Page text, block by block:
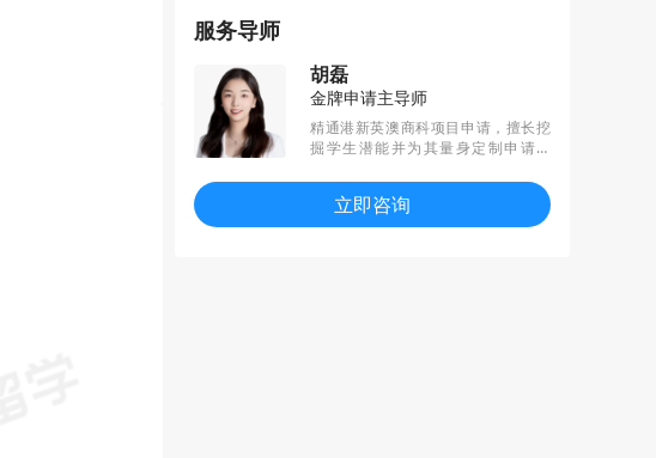
服务导师
胡磊
金牌申请主导师
精通港新英澳商科项目申请，擅长挖
掘学生潜能并为其量身定制申请策
理念，通过细心规划和高效执行，已
帮助多名学生获得Cambridge、IC、
UCL、LSE、NUS、NTU、港大等顶尖
立即咨询